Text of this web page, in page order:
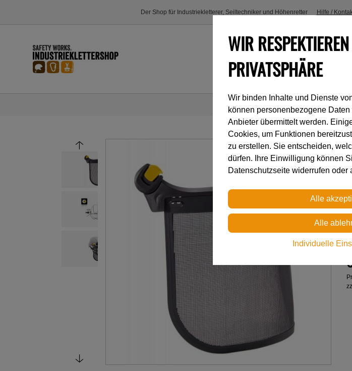
Der Shop für Industriekletterer, Seiltechniker und Höhenretter Hilfe /
Industrieklettern
WIR
PRIVATSPHÄRE
Wir binden Inhalte und Dienste
können personenbezogene
Anbieter übermittelt werden.
Cookies, um Funktionen
zu erstellen. Sie entscheiden,
dürfen. Ihre Einwilligung können
Datenschutzseite widerrufen oder
Individuelle